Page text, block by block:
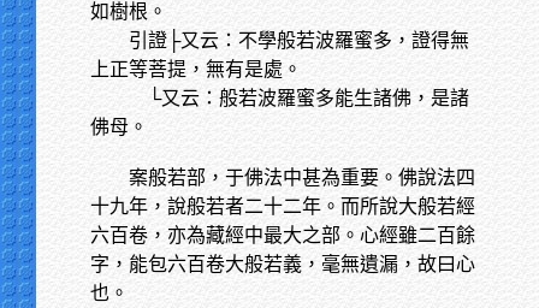
如樹根。
引證├又云：不學般若波羅蜜多，證得無
上正等菩提，無有是處。
└又云：般若波羅蜜多能生諸佛，是諸
佛母。
案般若部，于佛法中甚為重要。佛說法四
十九年，說般若者二十二年。而所說大般若經
六百卷，亦為藏經中最大之部。心經雖二百餘
字，能包六百卷大般若義，毫無遺漏，故曰心
也。